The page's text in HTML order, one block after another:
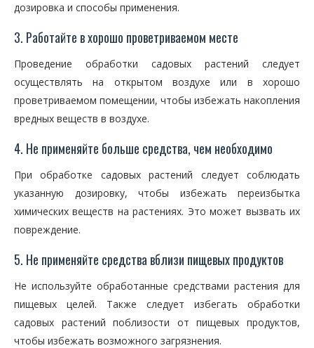
дозировка и способы применения.
3. Работайте в хорошо проветриваемом месте
Проведение обработки садовых растений следует
осуществлять на открытом воздухе или в хорошо
проветриваемом помещении, чтобы избежать накопления
вредных веществ в воздухе.
4. Не применяйте больше средства, чем необходимо
При обработке садовых растений следует соблюдать
указанную дозировку, чтобы избежать переизбытка
химических веществ на растениях. Это может вызвать их
повреждение.
5. Не применяйте средства вблизи пищевых продуктов
Не используйте обработанные средствами растения для
пищевых целей. Также следует избегать обработки
садовых растений поблизости от пищевых продуктов,
чтобы избежать возможного загрязнения.